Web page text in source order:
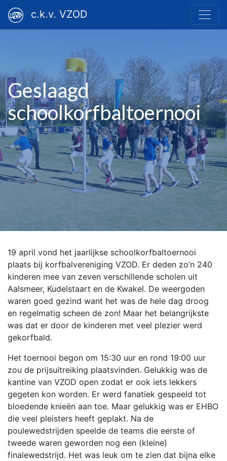
c.k.v. VZOD
Geslaagd
schoolkorfbaltoernooi
19 april vond het jaarlijkse schoolkorfbaltoernooi
plaats bij korfbalvereniging VZOD. Er deden zo’n 240
kinderen mee van zeven verschillende scholen uit
Aalsmeer, Kudelstaart en de Kwakel. De weergoden
waren goed gezind want het was de hele dag droog
en regelmatig scheen de zon! Maar het belangrijkste
was dat er door de kinderen met veel plezier werd
gekorfbald.
Het toernooi begon om 15:30 uur en rond 19:00 uur
zou de prijsuitreiking plaatsvinden. Gelukkig was de
kantine van VZOD open zodat er ook iets lekkers
gegeten kon worden. Er werd fanatiek gespeeld tot
bloedende knieën aan toe. Maar gelukkig was er EHBO
die veel pleisters heeft geplakt. Na de
poulewedstrijden speelde de teams die eerste of
tweede waren geworden nog een (kleine)
finalewedstrijd. Het was leuk om te zien dat bijna elke